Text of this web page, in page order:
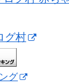
グ村
グ